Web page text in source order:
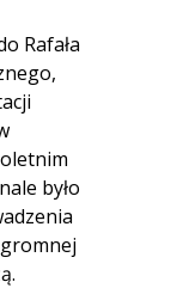
Rafała
było